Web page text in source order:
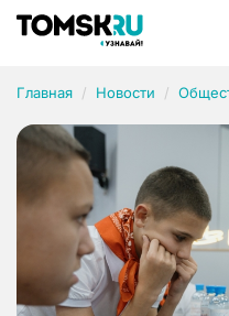
Главная Новости